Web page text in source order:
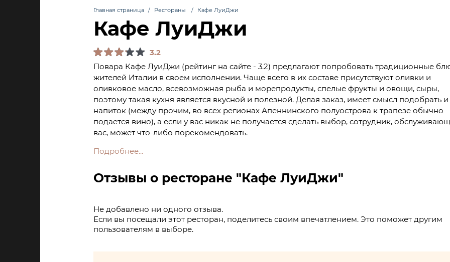
Главная страница Рестораны Кафе ЛуиДжи
Кафе ЛуиДжи
3.2
Повара Кафе ЛуиДжи (рейтинг на сайте - 3.2) предлагают попробовать традиционные
жителей Италии в своем исполнении. Чаще всего в их составе присутствуют оливки и
оливковое масло, всевозможная рыба и морепродукты, спелые фрукты и овощи, сыры,
поэтому такая кухня является вкусной и полезной. Делая заказ, имеет смысл подобрать и
напиток (между прочим, во всех регионах Апеннинского полуострова к трапезе обычно
подается вино), а если у вас никак не получается сделать выбор, сотрудник,
вас, может что-либо порекомендовать.
Подробнее...
Отзывы о ресторане "Кафе ЛуиДжи"
Не добавлено ни одного отзыва.
Если вы посещали этот ресторан, поделитесь своим впечатлением. Это поможет другим
пользователям в выборе.